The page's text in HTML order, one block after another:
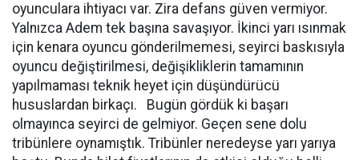
oyunculara ihtiyacı var. Zira defans güven vermiyor.
Yalnızca Adem tek başına savaşıyor. İkinci yarı ısınmak
için kenara oyuncu gönderilmemesi, seyirci baskısıyla
oyuncu değiştirilmesi, değişikliklerin tamamının
yapılmaması teknik heyet için düşündürücü
hususlardan birkaçı. Bugün gördük ki başarı
olmayınca seyirci de gelmiyor. Geçen sene dolu
tribünlere oynamıştık. Tribünler neredeyse yarı yarıya